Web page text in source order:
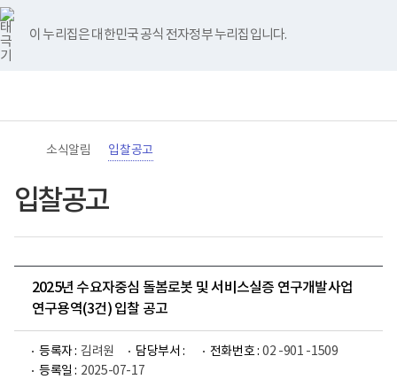
바
로
가
기
메
이 누리집은 대한민국 공식 전자정부 누리집입니다.
너
비
767px
이
하
영
검
메
홈
소식알림 입찰공고
입찰공고
2025년 수요자중심 돌봄로봇 및 서비스실증 연구개발사업
연구용역(3건) 입찰 공고
등록자 : 김려원 담당부서 : 전화번호 : 02 -901 -1509
등록일 : 2025-07-17
유
튜
브
블
로
그
인
스
타
그
램
페
이
스
북